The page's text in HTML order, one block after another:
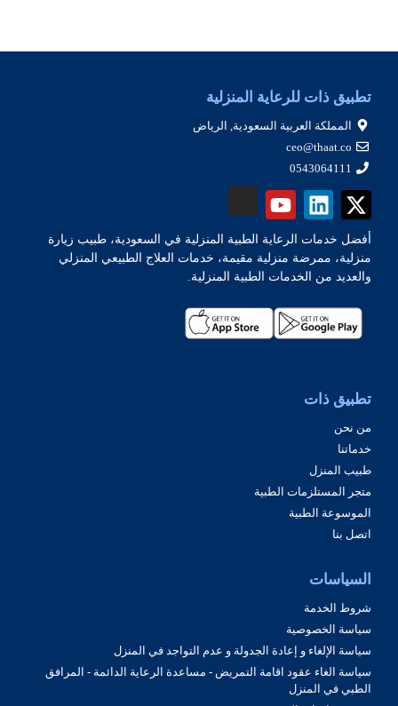
تطبيق ذات للرعاية المنزلية
المملكة العربية السعودية, الرياض
ceo@thaat.co
0543064111
أفضل خدمات الرعاية الطبية المنزلية في السعودية، طبيب زيارة
منزلية، ممرضة منزلية مقيمة، خدمات العلاج الطبيعي المنزلي
والعديد من الخدمات الطبية المنزلية.
تطبيق ذات
من نحن
خدماتنا
طبيب المنزل
متجر المستلزمات الطبية
الموسوعة الطبية
اتصل بنا
السياسات
شروط الخدمة
سياسة الخصوصية
سياسة الإلغاء و إعادة الجدولة و عدم التواجد في المنزل
سياسة الغاء عقود اقامة التمريض - مساعدة الرعاية الدائمة - المرافق
الطبي في المنزل